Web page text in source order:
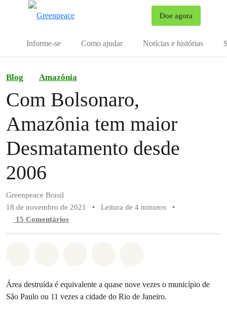
Doe agora
Informe-se Como ajudar Notícias e histórias
Blog Amazônia
Com Bolsonaro,
Amazônia tem maior
Desmatamento desde
2006
Greenpeace Brasil
18 de novembro de 2021
• Leitura de 4 minutos
•
15 Comentários
Área destruída é equivalente a quase nove vezes o município de
São Paulo ou 11 vezes a cidade do Rio de Janeiro.